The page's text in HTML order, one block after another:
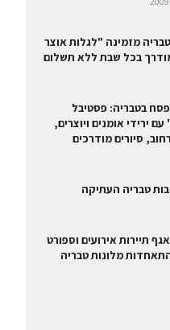
מזמינה "לגלות אוצר
בכל שבת ללא תשלום
בטבריה: פסטיבל
ירידי אומנים ויוצרים,
סיורים מודרכים
טבריה העתיקה
תיירות אירועים וספורט
מלונות טבריה